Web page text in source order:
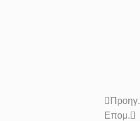
Προηγ.
Επομ.